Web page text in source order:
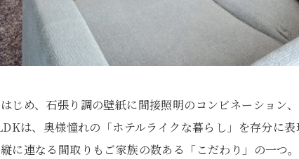
じめ、石張り調の壁紙に間接照明のコンビネーション
は、奥様憧れの「ホテルライクな暮らし」を存分に
に連なる間取りもご家族の数ある「こだわり」の一つ。